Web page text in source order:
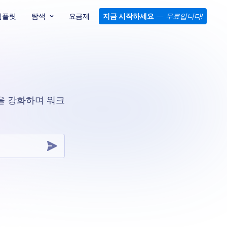
플릿 탐색 요금제 지금 시작하세요 — 무료입니다!
강화하며 워크